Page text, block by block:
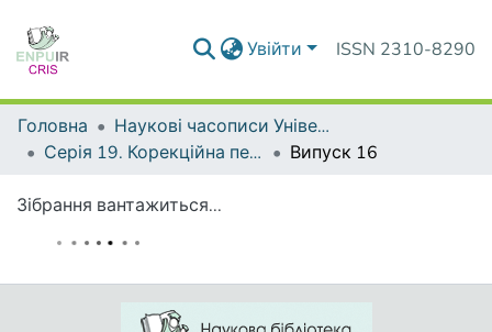
Увійти ISSN 2310-8290
Головна
Наукові часописи Університету
Серія 19. Корекційна педагогіка та спеціальна психологія
Випуск 16
Зібрання вантажиться...